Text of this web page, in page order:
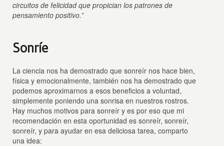
circuitos de felicidad que propician los patrones de
pensamiento positivo.”
Sonríe
La ciencia nos ha demostrado que sonreír nos hace bien,
física y emocionalmente, también nos ha demostrado que
podemos aproximarnos a esos beneficios a voluntad,
simplemente poniendo una sonrisa en nuestros rostros.
Hay muchos motivos para sonreír y es por eso que mi
recomendación en esta oportunidad es sonreír, sonreír,
sonreír, y para ayudar en esa deliciosa tarea, comparto
una idea: